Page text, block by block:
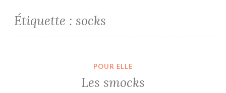
Étiquette : socks
POUR ELLE
Les smocks